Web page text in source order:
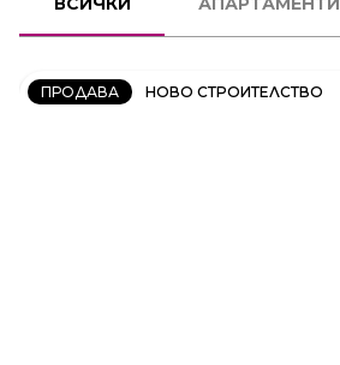
ПРОДАВА НОВО СТРОИТЕЛСТВО
КОД:
231606